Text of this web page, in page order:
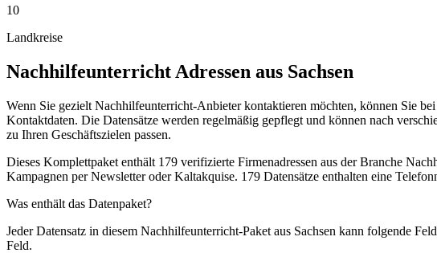
10
Landkreise
Nachhilfeunterricht Adressen aus Sachsen
Wenn Sie gezielt Nachhilfeunterricht-Anbieter kontaktieren möchten, können Sie
Kontaktdaten. Die Datensätze werden regelmäßig gepflegt und können nach
zu Ihren Geschäftszielen passen.
Dieses Komplettpaket enthält 179 verifizierte Firmenadressen aus der Branche
Kampagnen per Newsletter oder Kaltakquise. 179 Datensätze enthalten eine
Was enthält das Datenpaket?
Jeder Datensatz in diesem Nachhilfeunterricht-Paket aus Sachsen kann folgende
Feld.